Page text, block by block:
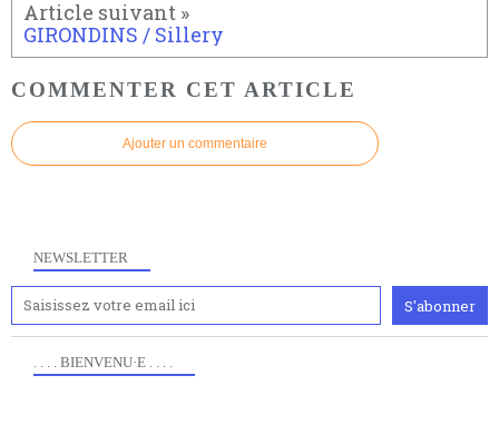
GIRONDINS / Sillery
COMMENTER CET ARTICLE
Ajouter un commentaire
NEWSLETTER
. . . . BIENVENU·E . . . .